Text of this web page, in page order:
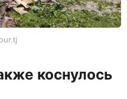
коснулось